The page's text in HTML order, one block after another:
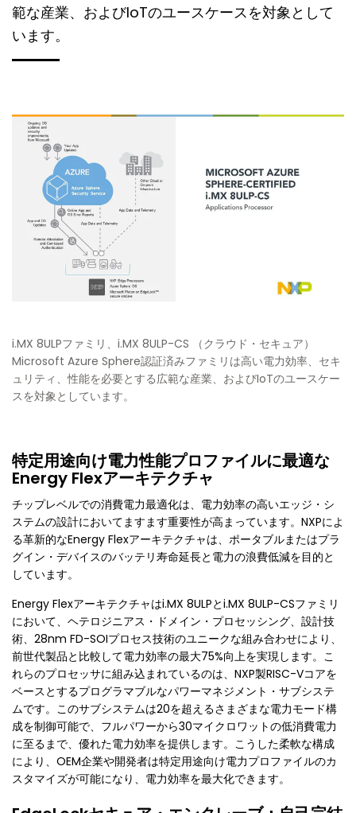
範な産業、およびIoTのユースケースを対象として
います。
i.MX 8ULPファミリ、i.MX 8ULP-CS （クラウド・セキュア）
Microsoft Azure Sphere認証済みファミリは高い電力効率、セキ
ュリティ、性能を必要とする広範な産業、およびIoTのユースケー
スを対象としています。
特定用途向け電力性能プロファイルに最適な
Energy Flexアーキテクチャ
チップレベルでの消費電力最適化は、電力効率の高いエッジ・シ
ステムの設計においてますます重要性が高まっています。NXPによ
る革新的なEnergy Flexアーキテクチャは、ポータブルまたはプラ
グイン・デバイスのバッテリ寿命延長と電力の浪費低減を目的と
しています。
Energy Flexアーキテクチャはi.MX 8ULPとi.MX 8ULP-CSファミリ
において、ヘテロジニアス・ドメイン・プロセッシング、設計技
術、28nm FD-SOIプロセス技術のユニークな組み合わせにより、
前世代製品と比較して電力効率の最大75%向上を実現します。こ
れらのプロセッサに組み込まれているのは、NXP製RISC-Vコアを
ベースとするプログラマブルなパワーマネジメント・サブシステ
ムです。このサブシステムは20を超えるさまざまな電力モード構
成を制御可能で、フルパワーから30マイクロワットの低消費電力
に至るまで、優れた電力効率を提供します。こうした柔軟な構成
により、OEM企業や開発者は特定用途向け電力プロファイルのカ
スタマイズが可能になり、電力効率を最大化できます。